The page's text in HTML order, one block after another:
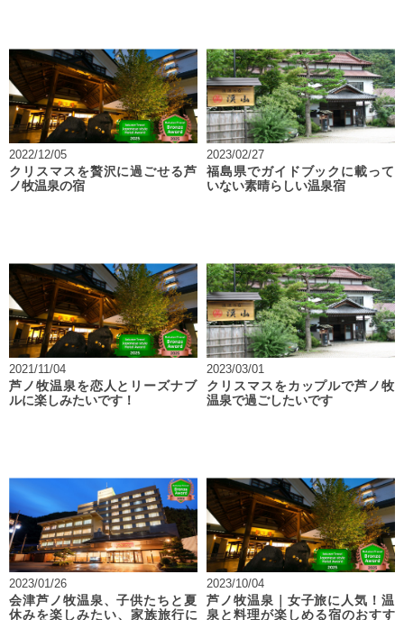
2022/12/05
クリスマスを贅沢に過ごせる芦
ノ牧温泉の宿
2023/02/27
福島県でガイドブックに載って
いない素晴らしい温泉宿
2021/11/04
芦ノ牧温泉を恋人とリーズナブ
ルに楽しみたいです！
2023/03/01
クリスマスをカップルで芦ノ牧
温泉で過ごしたいです
2023/01/26
会津芦ノ牧温泉、子供たちと夏
休みを楽しみたい、家族旅行に
2023/10/04
芦ノ牧温泉｜女子旅に人気！温
泉と料理が楽しめる宿のおすす